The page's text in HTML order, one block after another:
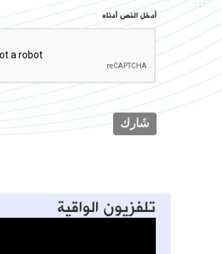
أدخل النص أدناه
تلفزيون الواقية